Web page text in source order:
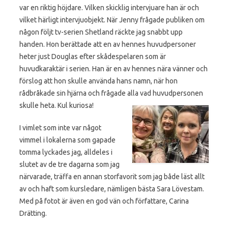
var en riktig höjdare. Vilken skicklig intervjuare han är och
vilket härligt intervjuobjekt. När Jenny frågade publiken om
någon följt tv-serien Shetland räckte jag snabbt upp
handen. Hon berättade att en av hennes huvudpersoner
heter just Douglas efter skådespelaren som är
huvudkaraktär i serien. Han är en av hennes nära vänner och
förslog att hon skulle använda hans namn, när hon
rådbråkade sin hjärna och frågade alla vad huvudpersonen
skulle heta. Kul kuriosa!
I vimlet som inte var något
vimmel i lokalerna som gapade
tomma lyckades jag, alldeles i
slutet av de tre dagarna som jag
närvarade, träffa en annan storfavorit som jag både läst allt
av och haft som kursledare, nämligen bästa Sara Lövestam.
Med på fotot är även en god vän och författare, Carina
Drätting.